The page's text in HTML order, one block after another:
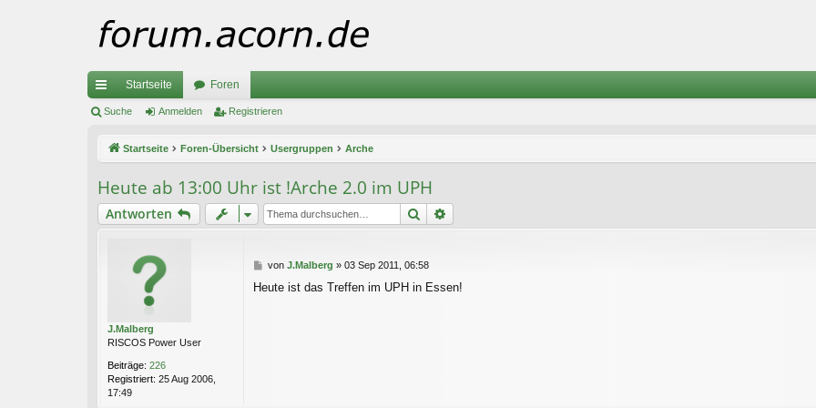
ch
ug
riff
Startseite Foren
Suche Anmelden Registrieren
Startseite Foren-Übersicht Usergruppen Arche
Heute ab 13:00 Uhr ist !Arche 2.0 im UPH
Antworten Suche
J.Malberg
RISCOS Power User
Beiträge: 226
Registriert: 25 Aug 2006,
17:49
B
i
von J.Malberg » 03 Sep 2011, 06:58
Heute ist das Treffen im UPH in Essen!